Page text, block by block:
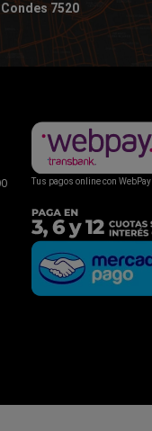
Condes 7520
Tus pagos online con WebPay